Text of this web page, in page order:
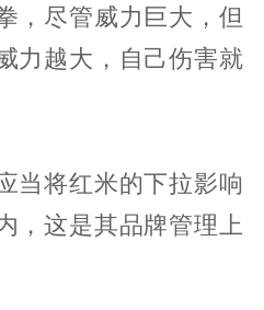
，尽管威力巨大，但
力越大，自己伤害就
当将红米的下拉影响
，这是其品牌管理上